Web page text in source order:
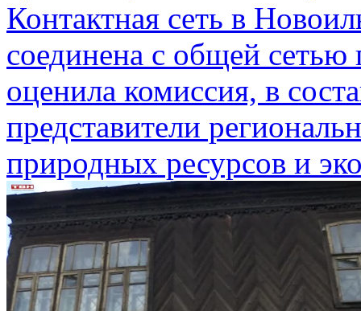
Контактная сеть в
соединена с общей сетью
оценила комиссия, в
представители
природных ресурсов и